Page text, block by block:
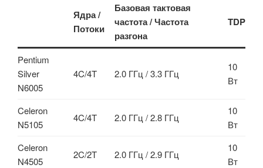
Ядра /
Потоки
Базовая тактовая
частота / Частота
разгона
TDP
Pentium
Silver
N6005
4C/4T 2.0 ГГц / 3.3 ГГц
10
Вт
Celeron
N5105
4C/4T 2.0 ГГц / 2.8 ГГц
10
Вт
Celeron
N4505
2C/2T 2.0 ГГц / 2.9 ГГц
10
Вт